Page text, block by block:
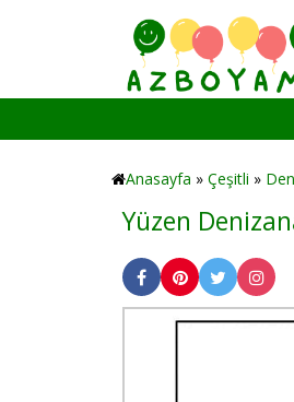
Anasayfa » Çeşitli »
Yüzen